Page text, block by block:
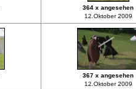
364 x angesehen
12.Oktober 2009
367 x angesehen
12.Oktober 2009